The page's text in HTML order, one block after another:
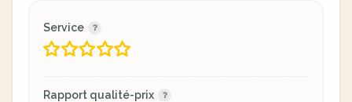
Service
Rapport qualité-prix